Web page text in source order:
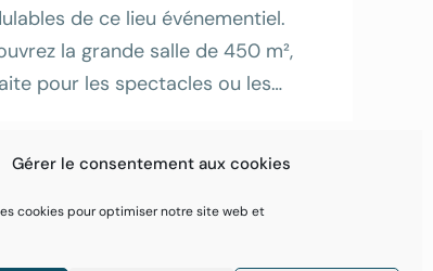
Gérer le consentement aux cookies
cookies pour optimiser notre site web et
de ce lieu événementiel.
la grande salle de 450 m²,
pour les spectacles ou les…